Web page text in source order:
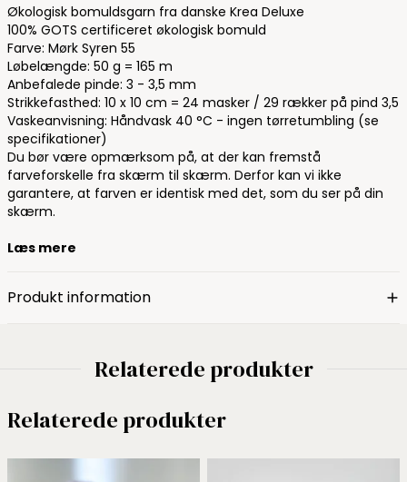
Økologisk bomuldsgarn fra danske Krea Deluxe
100% GOTS certificeret økologisk bomuld
Farve: Mørk Syren 55
Løbelængde: 50 g = 165 m
Anbefalede pinde: 3 - 3,5 mm
Strikkefasthed: 10 x 10 cm = 24 masker / 29 rækker på pind 3,5
Vaskeanvisning: Håndvask 40 °C - ingen tørretumbling (se
specifikationer)
Du bør være opmærksom på, at der kan fremstå
farveforskelle fra skærm til skærm. Derfor kan vi ikke
garantere, at farven er identisk med det, som du ser på din
skærm.
Læs mere
Produkt information
Relaterede produkter
Relaterede produkter